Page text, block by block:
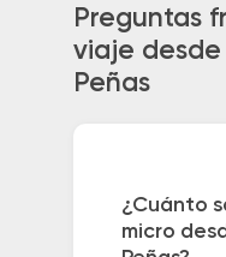
Preguntas
viaje
Peñas
¿Cuánto
micro